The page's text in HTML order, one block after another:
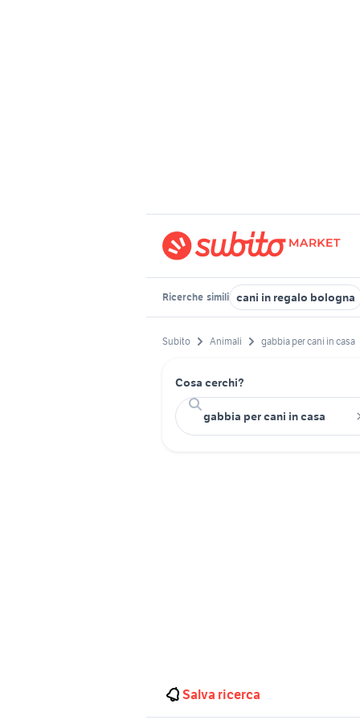
Ricerche simili cani in regalo bologna
Subito Animali gabbia per cani in casa
Cosa cerchi?
Salva ricerca